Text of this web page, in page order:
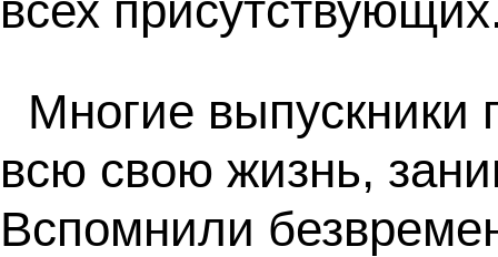
Многие выпускники
всю свою жизнь,
Вспомнили